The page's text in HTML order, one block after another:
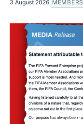
3 August 2026 MEMBERS